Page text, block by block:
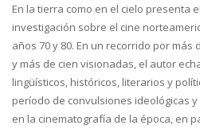
En la tierra como en el cielo presenta
investigación sobre el cine
años 70 y 80. En un recorrido por
y más de cien visionadas, el autor
lingüísticos, históricos, literarios y
período de convulsiones ideológicas
en la cinematografía de la época, en